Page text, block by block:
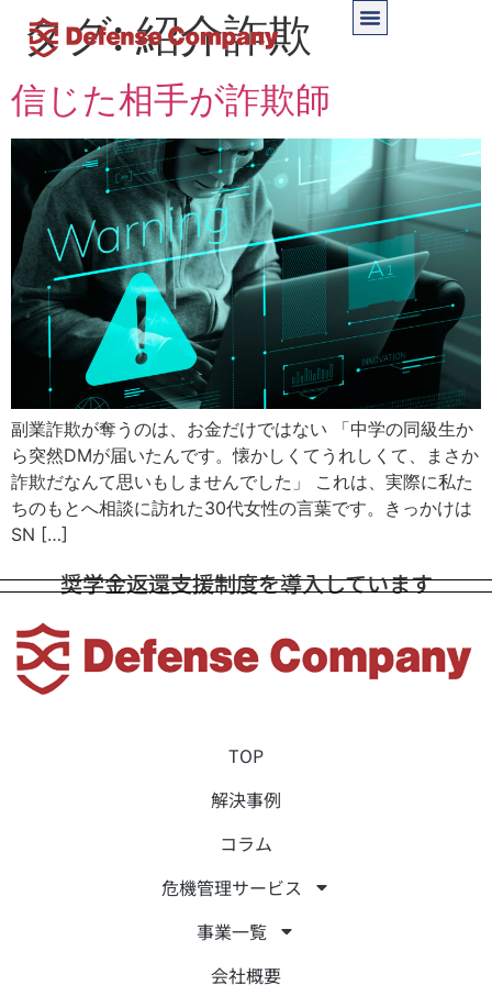
タグ:紹介詐欺
信じた相手が詐欺師
副業詐欺が奪うのは、お金だけではない 「中学の同級生か
ら突然DMが届いたんです。懐かしくてうれしくて、まさか
詐欺だなんて思いもしませんでした」 これは、実際に私た
ちのもとへ相談に訪れた30代女性の言葉です。きっかけは
SN […]
奨学金返還支援制度を導入しています
TOP
解決事例
コラム
危機管理サービス
事業一覧
会社概要